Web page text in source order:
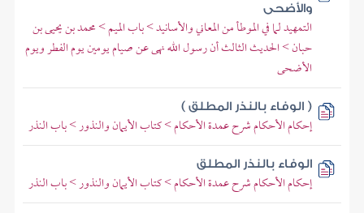
والأضحى
التمهيد لما في الموطأ من المعاني والأسانيد > باب الميم > محمد بن يحيى بن
حبان > الحديث الثالث أن رسول الله نهى عن صيام يومين يوم الفطر ويوم
الأضحى
( الوفاء بالنذر المطلق )
إحكام الأحكام شرح عمدة الأحكام > كتاب الأيمان والنذور > باب النذر
الوفاء بالنذر المطلق
إحكام الأحكام شرح عمدة الأحكام > كتاب الأيمان والنذور > باب النذر